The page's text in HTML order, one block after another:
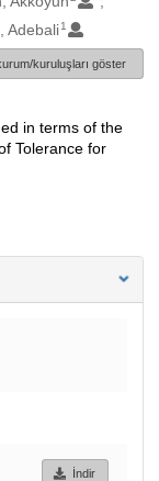
Adebali 1
kuruluşları göster
in terms of the
Tolerance for
İndir